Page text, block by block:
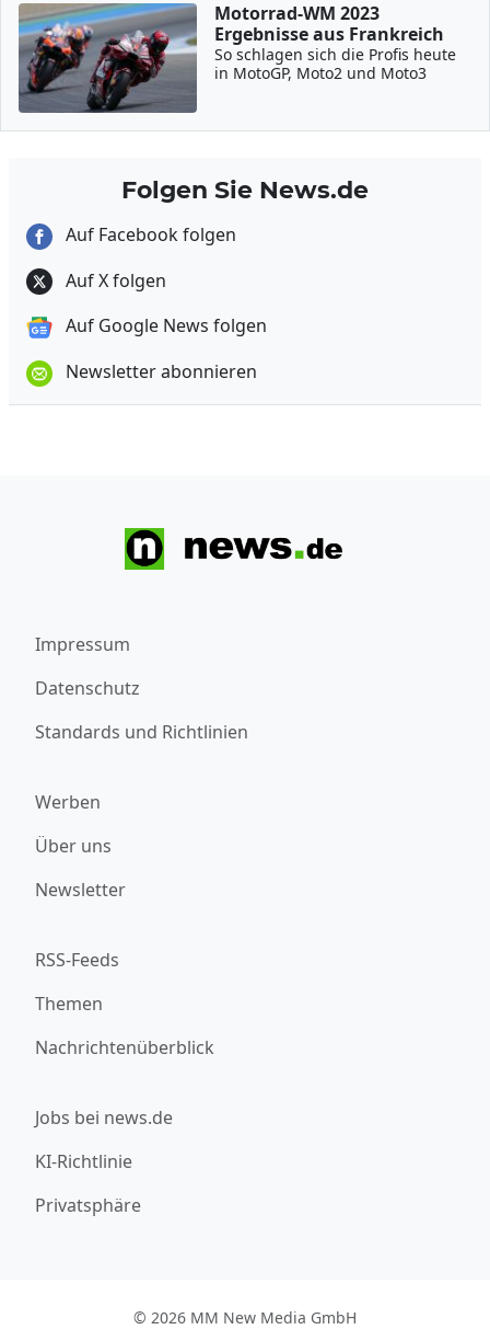
Motorrad-WM 2023
Ergebnisse aus Frankreich
So schlagen sich die Profis heute
in MotoGP, Moto2 und Moto3
Folgen Sie News.de
Auf Facebook folgen
Auf X folgen
Auf Google News folgen
Newsletter abonnieren
Impressum
Datenschutz
Standards und Richtlinien
Werben
Über uns
Newsletter
RSS-Feeds
Themen
Nachrichtenüberblick
Jobs bei news.de
KI-Richtlinie
Privatsphäre
© 2026 MM New Media GmbH